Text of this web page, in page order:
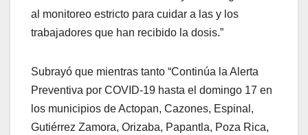
al monitoreo estricto para cuidar a las y los
trabajadores que han recibido la dosis.”
Subrayó que mientras tanto “Continúa la Alerta
Preventiva por COVID-19 hasta el domingo 17 en
los municipios de Actopan, Cazones, Espinal,
Gutiérrez Zamora, Orizaba, Papantla, Poza Rica,